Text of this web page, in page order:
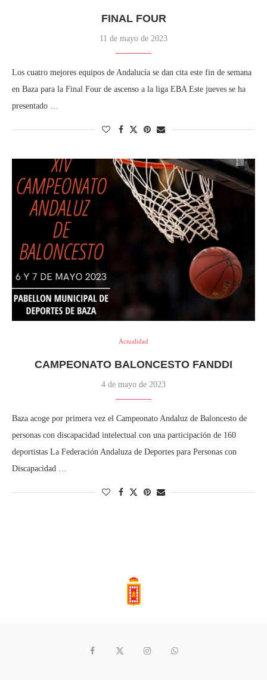
FINAL FOUR
11 de mayo de 2023
Los cuatro mejores equipos de Andalucía se dan cita este fin de semana
en Baza para la Final Four de ascenso a la liga EBA Este jueves se ha
presentado …
Actualidad
CAMPEONATO BALONCESTO FANDDI
4 de mayo de 2023
Baza acoge por primera vez el Campeonato Andaluz de Baloncesto de
personas con discapacidad intelectual con una participación de 160
deportistas La Federación Andaluza de Deportes para Personas con
Discapacidad …